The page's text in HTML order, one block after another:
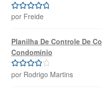
Avaliação5
por Freide
Planilha De Controle De
Condomínio
Avaliação
por Rodrigo Martins